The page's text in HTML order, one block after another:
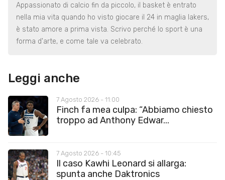
Appassionato di calcio fin da piccolo, il basket è entrato
nella mia vita quando ho visto giocare il 24 in maglia lakers,
è stato amore a prima vista. Scrivo perché lo sport è una
forma d'arte, e come tale va celebrato.
Leggi anche
7 Agosto 2026 - 11:00
Finch fa mea culpa: “Abbiamo chiesto
troppo ad Anthony Edwar...
7 Agosto 2026 - 10:45
Il caso Kawhi Leonard si allarga:
spunta anche Daktronics